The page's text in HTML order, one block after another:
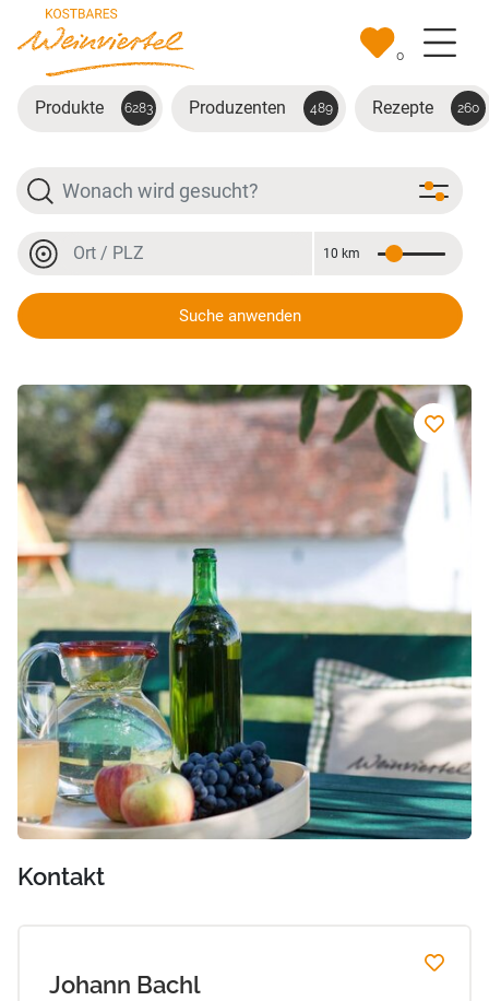
Zum Hauptinhalt springen
0
Produkte 6283 Produzenten 489 Rezepte 260
Suche
Ort oder PLZ
Entfernung
10 km
Suche anwenden
Johann und Maria Bachl
Kontakt
Johann Bachl